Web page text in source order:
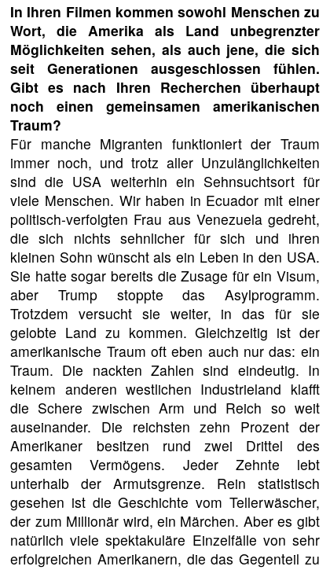
In Ihren Filmen kommen sowohl Menschen zu
Wort, die Amerika als Land unbegrenzter
Möglichkeiten sehen, als auch jene, die sich
seit Generationen ausgeschlossen fühlen.
Gibt es nach Ihren Recherchen überhaupt
noch einen gemeinsamen amerikanischen
Traum?
Für manche Migranten funktioniert der Traum
immer noch, und trotz aller Unzulänglichkeiten
sind die USA weiterhin ein Sehnsuchtsort für
viele Menschen. Wir haben in Ecuador mit einer
politisch-verfolgten Frau aus Venezuela gedreht,
die sich nichts sehnlicher für sich und ihren
kleinen Sohn wünscht als ein Leben in den USA.
Sie hatte sogar bereits die Zusage für ein Visum,
aber Trump stoppte das Asylprogramm.
Trotzdem versucht sie weiter, in das für sie
gelobte Land zu kommen. Gleichzeitig ist der
amerikanische Traum oft eben auch nur das: ein
Traum. Die nackten Zahlen sind eindeutig. In
keinem anderen westlichen Industrieland klafft
die Schere zwischen Arm und Reich so weit
auseinander. Die reichsten zehn Prozent der
Amerikaner besitzen rund zwei Drittel des
gesamten Vermögens. Jeder Zehnte lebt
unterhalb der Armutsgrenze. Rein statistisch
gesehen ist die Geschichte vom Tellerwäscher,
der zum Millionär wird, ein Märchen. Aber es gibt
natürlich viele spektakuläre Einzelfälle von sehr
erfolgreichen Amerikanern, die das Gegenteil zu